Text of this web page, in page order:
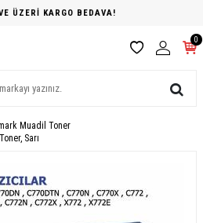
ÜZERİ KARGO BEDAVA!
0
Muadil Toner
Sarı